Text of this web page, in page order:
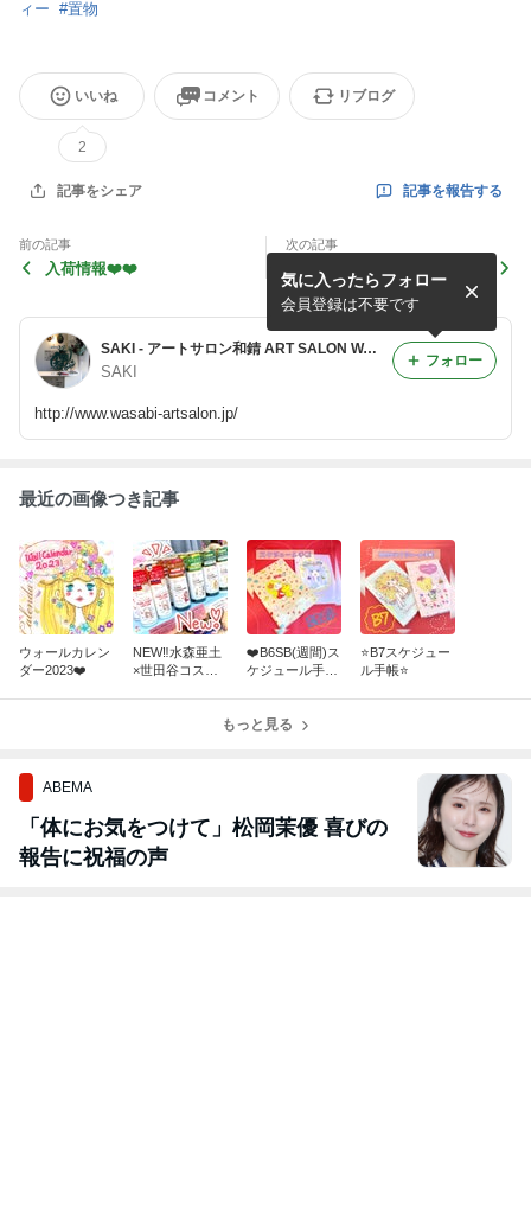
ィー #置物
いいね
2
コメント リブログ
記事をシェア 記事を報告する
前の記事
入荷情報❤️❤️
次の記事
✨1周年記念限定ポストカー
ド✨
SAKI - アートサロン和錆 ART SALON WASABI 徒然ブログ
SAKI
http://www.wasabi-artsalon.jp/
気に入ったらフォロー
会員登録は不要です
フォロー
最近の画像つき記事
ウォールカレン
ダー2023❤️
NEW‼️水森亜土
×世田谷コスメ
❤️B6SB(週間)ス
ケジュール手帳
⭐️B7スケジュー
ル手帳⭐️
もっと見る
ABEMA
「体にお気をつけて」松岡茉優 喜びの
報告に祝福の声